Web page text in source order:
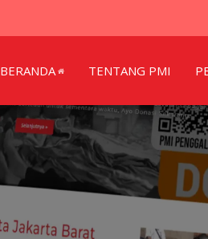
BERANDA TENTANG PMI